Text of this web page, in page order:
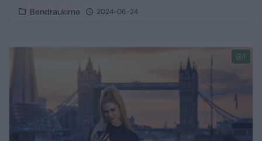
Bendraukime 2024-06-24
1